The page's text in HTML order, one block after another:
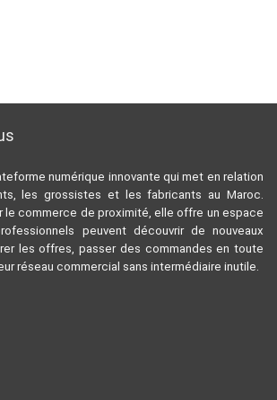
numérique innovante qui met en relation
les grossistes et les fabricants au Maroc.
le commerce de proximité, elle offre un espace
peuvent découvrir de nouveaux
les offres, passer des commandes en toute
réseau commercial sans intermédiaire inutile.